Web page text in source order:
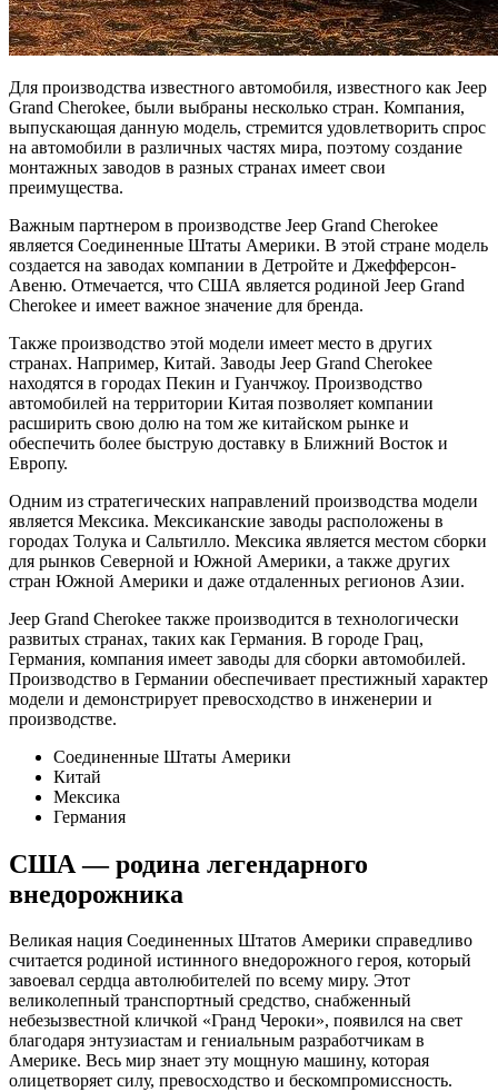
Для производства известного автомобиля, известного как Jeep
Grand Cherokee, были выбраны несколько стран. Компания,
выпускающая данную модель, стремится удовлетворить спрос
на автомобили в различных частях мира, поэтому создание
монтажных заводов в разных странах имеет свои
преимущества.
Важным партнером в производстве Jeep Grand Cherokee
является Соединенные Штаты Америки. В этой стране модель
создается на заводах компании в Детройте и Джефферсон-
Авеню. Отмечается, что США является родиной Jeep Grand
Cherokee и имеет важное значение для бренда.
Также производство этой модели имеет место в других
странах. Например, Китай. Заводы Jeep Grand Cherokee
находятся в городах Пекин и Гуанчжоу. Производство
автомобилей на территории Китая позволяет компании
расширить свою долю на том же китайском рынке и
обеспечить более быструю доставку в Ближний Восток и
Европу.
Одним из стратегических направлений производства модели
является Мексика. Мексиканские заводы расположены в
городах Толука и Сальтилло. Мексика является местом сборки
для рынков Северной и Южной Америки, а также других
стран Южной Америки и даже отдаленных регионов Азии.
Jeep Grand Cherokee также производится в технологически
развитых странах, таких как Германия. В городе Грац,
Германия, компания имеет заводы для сборки автомобилей.
Производство в Германии обеспечивает престижный характер
модели и демонстрирует превосходство в инженерии и
производстве.
Соединенные Штаты Америки
Китай
Мексика
Германия
США — родина легендарного
внедорожника
Великая нация Соединенных Штатов Америки справедливо
считается родиной истинного внедорожного героя, который
завоевал сердца автолюбителей по всему миру. Этот
великолепный транспортный средство, снабженный
небезызвестной кличкой «Гранд Чероки», появился на свет
благодаря энтузиастам и гениальным разработчикам в
Америке. Весь мир знает эту мощную машину, которая
олицетворяет силу, превосходство и бескомпромиссность.